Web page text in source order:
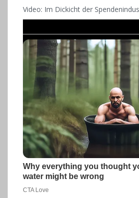
Video: Im Dickicht der